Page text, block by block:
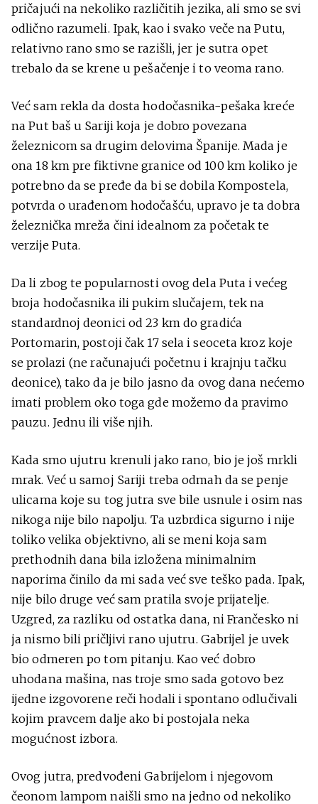
pričajući na nekoliko različitih jezika, ali smo se svi
odlično razumeli. Ipak, kao i svako veče na Putu,
relativno rano smo se razišli, jer je sutra opet
trebalo da se krene u pešačenje i to veoma rano.
Već sam rekla da dosta hodočasnika-pešaka kreće
na Put baš u Sariji koja je dobro povezana
železnicom sa drugim delovima Španije. Mada je
ona 18 km pre fiktivne granice od 100 km koliko je
potrebno da se pređe da bi se dobila Kompostela,
potvrda o urađenom hodočašću, upravo je ta dobra
železnička mreža čini idealnom za početak te
verzije Puta.
Da li zbog te popularnosti ovog dela Puta i većeg
broja hodočasnika ili pukim slučajem, tek na
standardnoj deonici od 23 km do gradića
Portomarin, postoji čak 17 sela i seoceta kroz koje
se prolazi (ne računajući početnu i krajnju tačku
deonice), tako da je bilo jasno da ovog dana nećemo
imati problem oko toga gde možemo da pravimo
pauzu. Jednu ili više njih.
Kada smo ujutru krenuli jako rano, bio je još mrkli
mrak. Već u samoj Sariji treba odmah da se penje
ulicama koje su tog jutra sve bile usnule i osim nas
nikoga nije bilo napolju. Ta uzbrdica sigurno i nije
toliko velika objektivno, ali se meni koja sam
prethodnih dana bila izložena minimalnim
naporima činilo da mi sada već sve teško pada. Ipak,
nije bilo druge već sam pratila svoje prijatelje.
Uzgred, za razliku od ostatka dana, ni Frančesko ni
ja nismo bili pričljivi rano ujutru. Gabrijel je uvek
bio odmeren po tom pitanju. Kao već dobro
uhodana mašina, nas troje smo sada gotovo bez
ijedne izgovorene reči hodali i spontano odlučivali
kojim pravcem dalje ako bi postojala neka
mogućnost izbora.
Ovog jutra, predvođeni Gabrijelom i njegovom
čeonom lampom naišli smo na jedno od nekoliko